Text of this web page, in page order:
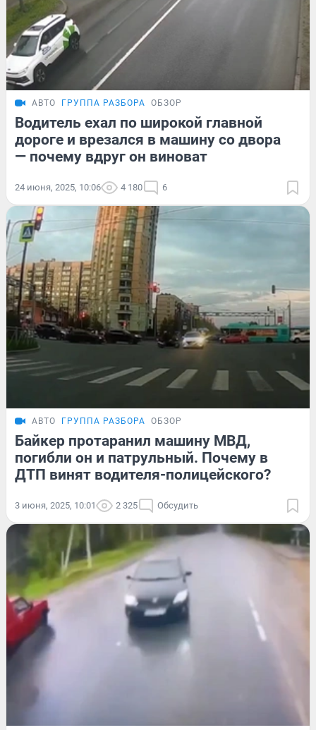
АВТО ГРУППА РАЗБОРА ОБЗОР
Водитель ехал по широкой главной
дороге и врезался в машину со двора
— почему вдруг он виноват
24 июня, 2025, 10:06 4 180 6
АВТО ГРУППА РАЗБОРА ОБЗОР
Байкер протаранил машину МВД,
погибли он и патрульный. Почему в
ДТП винят водителя-полицейского?
3 июня, 2025, 10:01 2 325 Обсудить